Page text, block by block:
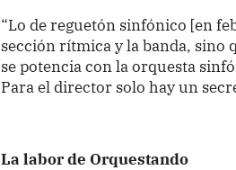
“Lo de reguetón sinfónico [en
sección rítmica y la banda, sino
se potencia con la orquesta
Para el director solo hay un
La labor de Orquestando